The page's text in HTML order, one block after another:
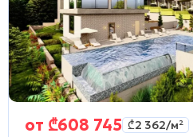
от ₾608 745 ₾2 362/м²